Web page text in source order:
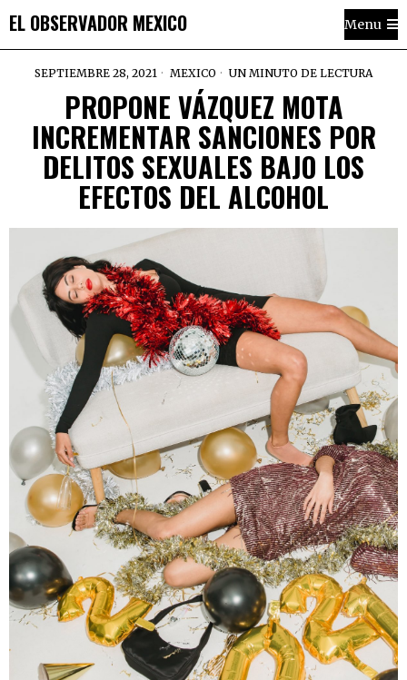
EL OBSERVADOR MEXICO Menu
SEPTIEMBRE 28, 2021 MEXICO UN MINUTO DE LECTURA
PROPONE VÁZQUEZ MOTA
INCREMENTAR SANCIONES POR
DELITOS SEXUALES BAJO LOS
EFECTOS DEL ALCOHOL